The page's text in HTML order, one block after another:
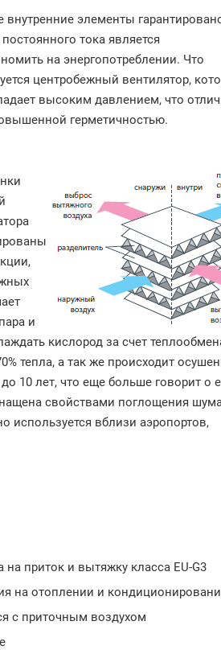
элементы
тока является
на энергопотреблении. Что
центробежный вентилятор,
высоким давлением, что
герметичностью.
и
кислород за счет
тепла, а так же происходит
10 лет, что еще больше говорит о
свойствами поглощения
используется вблизи аэропортов,
приток и вытяжку класса EU-G3
на отоплении и
с приточным воздухом